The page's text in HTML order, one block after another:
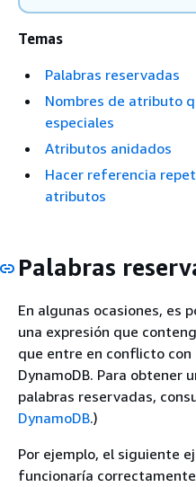
Temas
Palabras reservadas
Nombres de atributo
especiales
Atributos anidados
Hacer referencia
atributos
Palabras
En algunas ocasiones, es
una expresión que
que entre en conflicto
DynamoDB. Para obtener
palabras reservadas,
DynamoDB.)
Por ejemplo, el siguiente
funcionaría